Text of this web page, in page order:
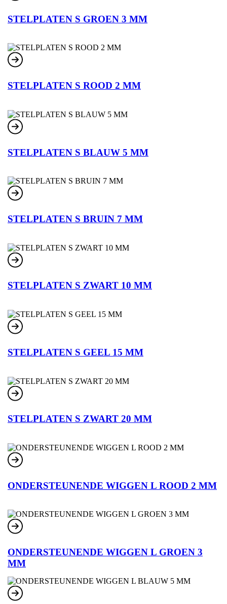
STELPLATEN S GROEN 3 MM
STELPLATEN S ROOD 2 MM
STELPLATEN S BLAUW 5 MM
STELPLATEN S BRUIN 7 MM
STELPLATEN S ZWART 10 MM
STELPLATEN S GEEL 15 MM
STELPLATEN S ZWART 20 MM
ONDERSTEUNENDE WIGGEN L ROOD 2 MM
ONDERSTEUNENDE WIGGEN L GROEN 3
MM